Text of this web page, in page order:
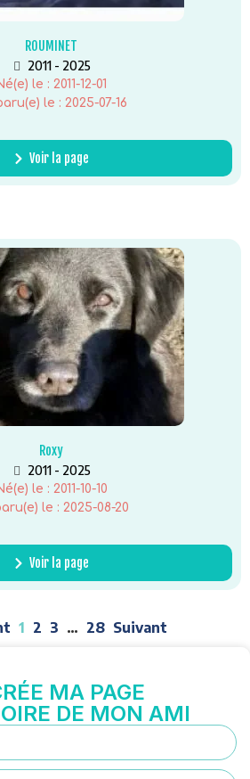
ROUMINET
2011 - 2025
le : 2011-12-01
le : 2025-07-16
Voir la page
Roxy
2011 - 2025
le : 2011-10-10
le : 2025-08-20
Voir la page
1 2 3 … 28 Suivant
MA PAGE
DE MON AMI